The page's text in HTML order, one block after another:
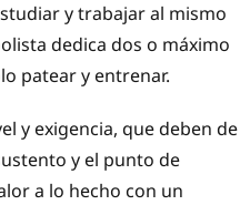
y trabajar al mismo
dedica dos o máximo
patear y entrenar.
y exigencia, que deben de
y el punto de
a lo hecho con un